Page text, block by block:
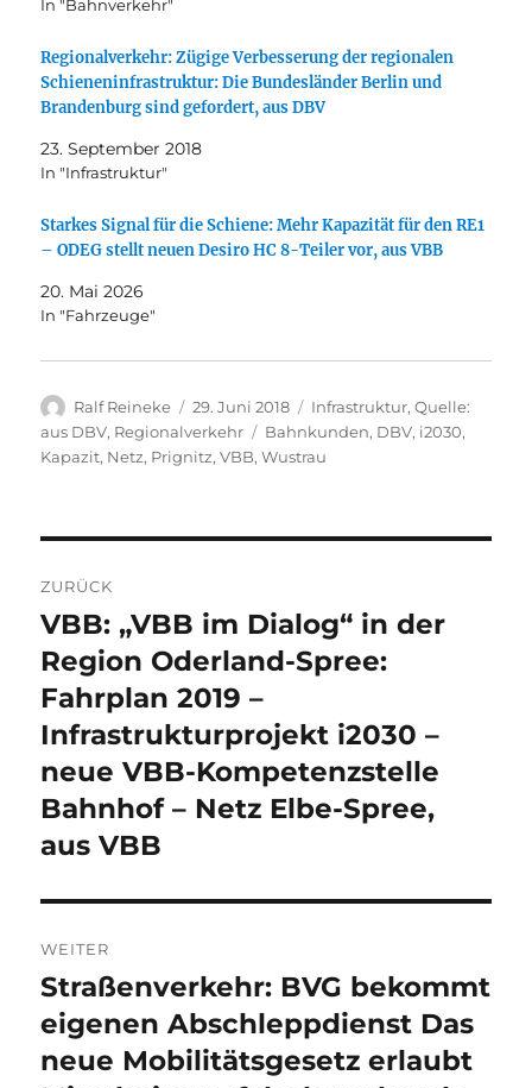
In "Bahnverkehr"
Regionalverkehr: Zügige Verbesserung der regionalen
Schieneninfrastruktur: Die Bundesländer Berlin und
Brandenburg sind gefordert, aus DBV
23. September 2018
In "Infrastruktur"
Starkes Signal für die Schiene: Mehr Kapazität für den RE1
– ODEG stellt neuen Desiro HC 8-Teiler vor, aus VBB
20. Mai 2026
In "Fahrzeuge"
Autor
Ralf Reineke
Veröffentlicht
am
29. Juni 2018 Kategorien
Infrastruktur,Quelle:
aus DBV, Regionalverkehr Schlagwörter
Bahnkunden, DBV, i2030,
Kapazit, Netz, Prignitz,VBB,Wustrau
ZURÜCK
Vorheriger
Beitrag:
VBB: „VBB im Dialog“ in der
Region Oderland-Spree:
Fahrplan 2019 –
Infrastrukturprojekt i2030 –
neue VBB-Kompetenzstelle
Bahnhof – Netz Elbe-Spree,
aus VBB
WEITER
Nächster
Beitrag:
Straßenverkehr: BVG bekommt
eigenen Abschleppdienst Das
neue Mobilitätsgesetz erlaubt